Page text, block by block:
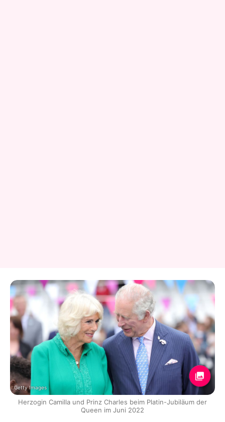
Getty Images
Herzogin Camilla und Prinz Charles beim Platin-Jubiläum der
Queen im Juni 2022